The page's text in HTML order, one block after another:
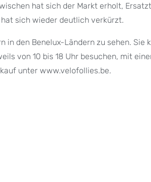
hat sich der Markt erholt,
sich wieder deutlich verkürzt.
in den Benelux-Ländern zu sehen. Sie
von 10 bis 18 Uhr besuchen, mit
unter www.velofollies.be.